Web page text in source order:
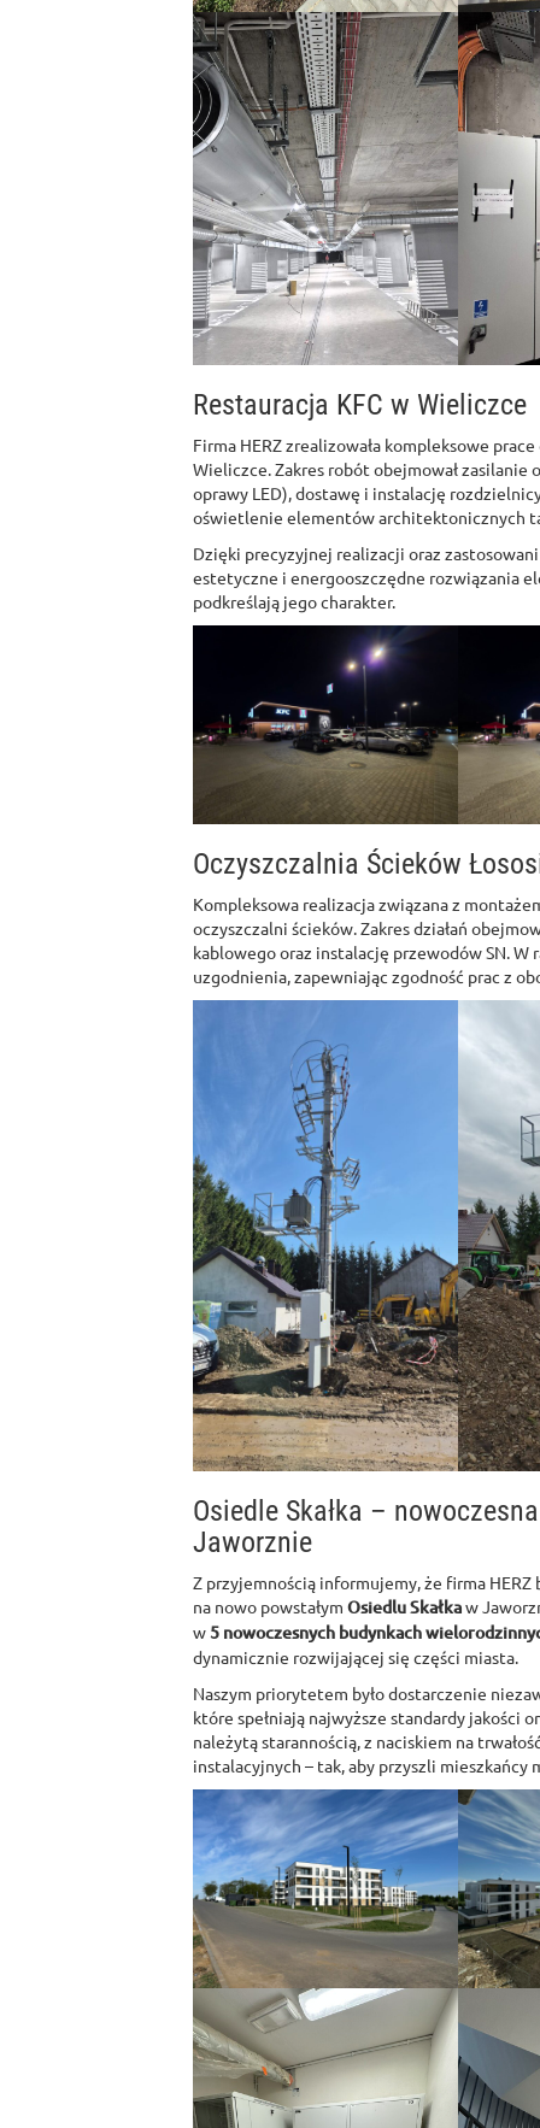
Restauracja KFC w Wieliczce
Firma HERZ zrealizowała kompleksowe
Wieliczce. Zakres robót obejmował
oprawy LED), dostawę i instalację
oświetlenie elementów architektonicznych
Dzięki precyzyjnej realizacji oraz
estetyczne i energooszczędne rozwiązania
podkreślają jego charakter.
Oczyszczalnia Ścieków
Kompleksowa realizacja związana z
oczyszczalni ścieków. Zakres działań
kablowego oraz instalację przewodów SN.
uzgodnienia, zapewniając zgodność prac z
Osiedle Skałka –
Jaworznie
Z przyjemnością informujemy, że firma
na nowo powstałym Osiedlu Skałkaw
w5 nowoczesnych budynkach
dynamicznie rozwijającej się części miasta.
Naszym priorytetem było dostarczenie
które spełniają najwyższe standardy jakości
należytą starannością, z naciskiem na
instalacyjnych – tak, aby przyszli